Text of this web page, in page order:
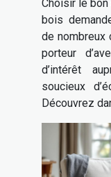
Choisir le
bois
de nombreux
porteur
d’intérêt
soucieux
Découvrez